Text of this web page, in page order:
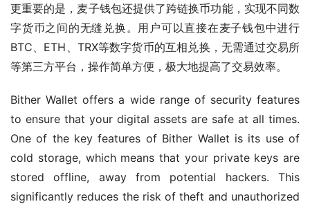
更重要的是，麦子钱包还提供了跨链换币功能，实现不同数
字货币之间的无缝兑换。用户可以直接在麦子钱包中进行
BTC、ETH、TRX等数字货币的互相兑换，无需通过交易所
等第三方平台，操作简单方便，极大地提高了交易效率。
Bither Wallet offers a wide range of security features
to ensure that your digital assets are safe at all times.
One of the key features of Bither Wallet is its use of
cold storage, which means that your private keys are
stored offline, away from potential hackers. This
significantly reduces the risk of theft and unauthorized